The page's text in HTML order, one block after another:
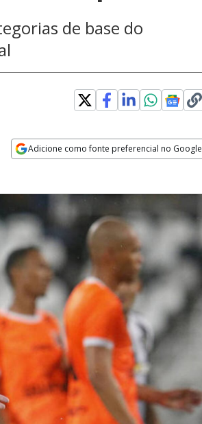
de base do
Adicione como fonte preferencial no Google